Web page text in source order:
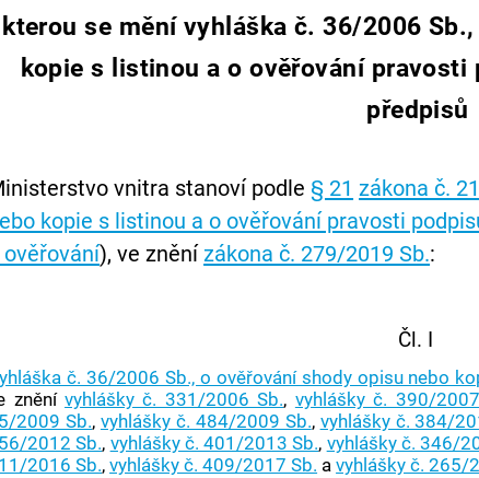
kterou se mění vyhláška č. 36/2006
kopie s listinou a o ověřování
předpisů
vnitra stanoví podle § 21 zákona č.
kopie s listinou a o ověřování pravosti
ověřování), ve znění zákona č. 279/2019 Sb.:
Čl. I
č. 36/2006 Sb., o ověřování shody opisu nebo
znění vyhlášky č. 331/2006 Sb., vyhlášky č. 390/
2009 Sb., vyhlášky č. 484/2009 Sb., vyhlášky č. 384/
2012 Sb., vyhlášky č. 401/2013 Sb., vyhlášky č. 346/
2016 Sb.,vyhlášky č. 409/2017 Sb. avyhlášky č. 265/